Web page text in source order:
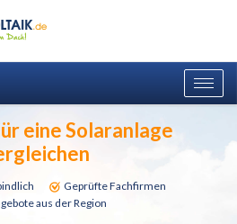
eine Solaranlage
Geprüfte Fachfirmen
aus der Region